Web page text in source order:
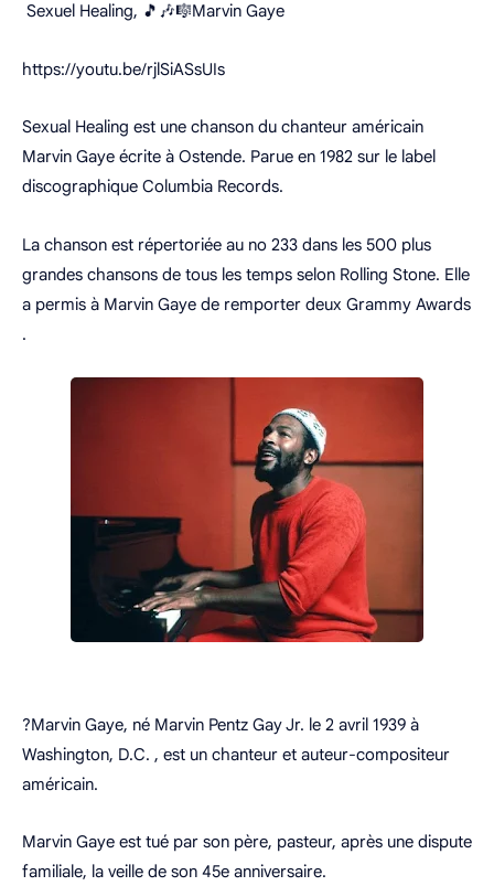
Sexuel Healing, 🎵🎶🎼Marvin Gaye
https://youtu.be/rjlSiASsUIs
Sexual Healing est une chanson du chanteur américain
Marvin Gaye écrite à Ostende. Parue en 1982 sur le label
discographique Columbia Records.
La chanson est répertoriée au no 233 dans les 500 plus
grandes chansons de tous les temps selon Rolling Stone. Elle
a permis à Marvin Gaye de remporter deux Grammy Awards
.
?Marvin Gaye, né Marvin Pentz Gay Jr. le 2 avril 1939 à
Washington, D.C. , est un chanteur et auteur-compositeur
américain.
Marvin Gaye est tué par son père, pasteur, après une dispute
familiale, la veille de son 45e anniversaire.